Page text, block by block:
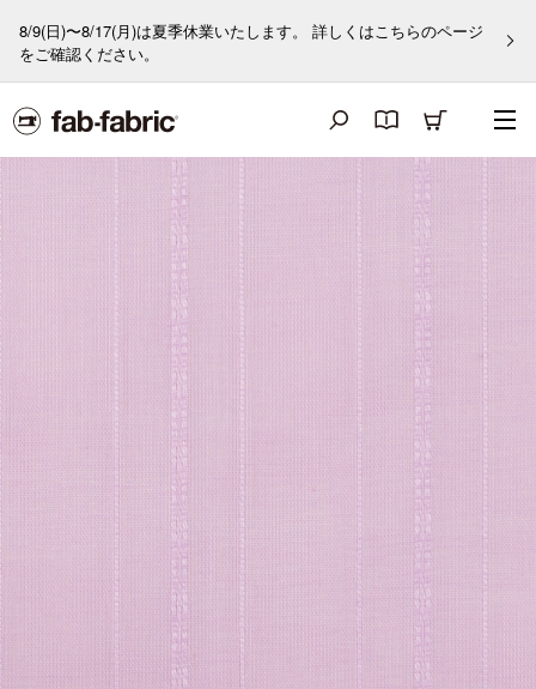
8/9(日)〜8/17(月)は夏季休業いたします。 詳しくはこちらのページ
をご確認ください。